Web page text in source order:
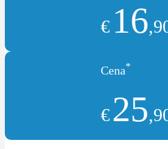
€ 16
Cena*
€25